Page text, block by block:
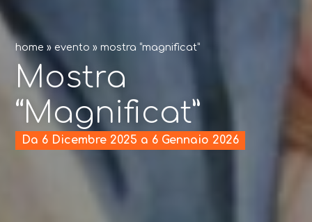
home » evento »mostra “magnificat”
Mostra
“Magnificat”
Da 6 Dicembre 2025 a 6 Gennaio 2026